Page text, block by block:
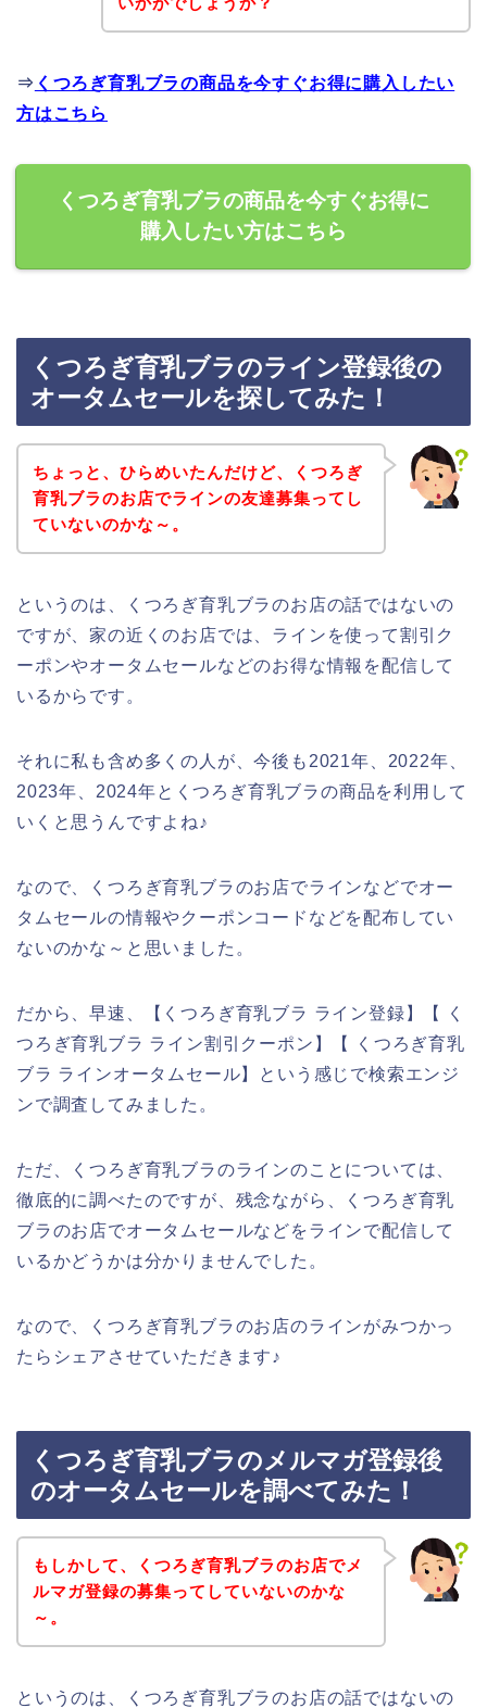
⇒ くつろぎ育乳ブラの商品を今すぐお得に購入したい
方はこちら
くつろぎ育乳ブラの商品を今すぐお得に
購入したい方はこちら
くつろぎ育乳ブラのライン登録後の
オータムセールを探してみた！
ちょっと、ひらめいたんだけど、くつろぎ
育乳ブラのお店でラインの友達募集ってし
ていないのかな～。
というのは、くつろぎ育乳ブラのお店の話ではないの
ですが、家の近くのお店では、ラインを使って割引ク
ーポンやオータムセールなどのお得な情報を配信して
いるからです。
それに私も含め多くの人が、今後も2021年、2022年、
2023年、2024年とくつろぎ育乳ブラの商品を利用して
いくと思うんですよね♪
なので、くつろぎ育乳ブラのお店でラインなどでオー
タムセールの情報やクーポンコードなどを配布してい
ないのかな～と思いました。
だから、早速、【くつろぎ育乳ブラ ライン登録】【 く
つろぎ育乳ブラ ライン割引クーポン】【 くつろぎ育乳
ブラ ラインオータムセール】という感じで検索エンジ
ンで調査してみました。
ただ、くつろぎ育乳ブラのラインのことについては、
徹底的に調べたのですが、残念ながら、くつろぎ育乳
ブラのお店でオータムセールなどをラインで配信して
いるかどうかは分かりませんでした。
なので、くつろぎ育乳ブラのお店のラインがみつかっ
たらシェアさせていただきます♪
くつろぎ育乳ブラのメルマガ登録後
のオータムセールを調べてみた！
もしかして、くつろぎ育乳ブラのお店でメ
ルマガ登録の募集ってしていないのかな
～。
というのは、くつろぎ育乳ブラのお店の話ではないの